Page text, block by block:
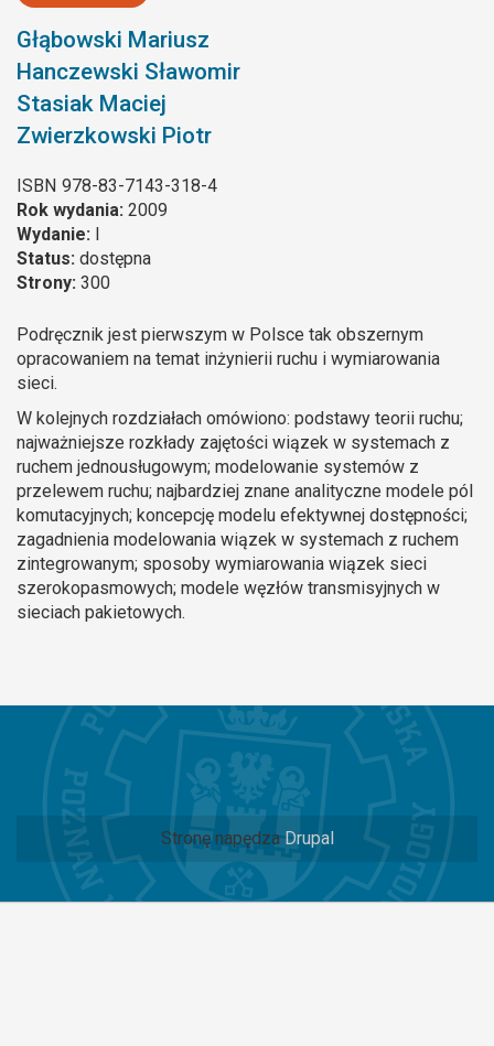
Głąbowski Mariusz
Hanczewski Sławomir
Stasiak Maciej
Zwierzkowski Piotr
ISBN 978-83-7143-318-4
Rok wydania: 2009
Wydanie:
Status: dostępna
Strony: 300
Podręcznik jest pierwszym w Polsce tak obszernym
opracowaniem na temat inżynierii ruchu i wymiarowania
sieci.
W kolejnych rozdziałach omówiono: podstawy teorii ruchu;
najważniejsze rozkłady zajętości wiązek w systemach z
ruchem jednousługowym; modelowanie systemów z
przelewem ruchu; najbardziej znane analityczne modele pól
komutacyjnych; koncepcję modelu efektywnej dostępności;
zagadnienia modelowania wiązek w systemach z ruchem
zintegrowanym; sposoby wymiarowania wiązek sieci
szerokopasmowych; modele węzłów transmisyjnych w
sieciach pakietowych.
Stronę napędza Drupal